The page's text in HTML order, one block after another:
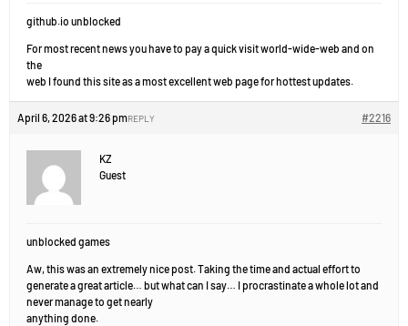
github.io unblocked
For most recent news you have to pay a quick visit world-wide-web and on
the
web I found this site as a most excellent web page for hottest updates.
April 6, 2026 at 9:26 pm #2216
REPLY
KZ
Guest
unblocked games
Aw, this was an extremely nice post. Taking the time and actual effort to
generate a great article… but what can I say… I procrastinate a whole lot and
never manage to get nearly
anything done.